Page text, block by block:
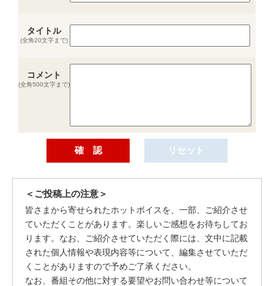
タイトル
(全角20文字まで)
コメント
(全角500文字まで)
＜ご投稿上の注意＞
皆さまから寄せられたホットボイスを、一部、ご紹介させ
ていただくことがあります。楽しいご感想をお待ちしてお
ります。なお、ご紹介させていただく際には、文中に記載
された個人情報や表現内容等について、編集させていただ
くことがありますので予めご了承ください。
なお、番組その他に対する要望やお問い合わせ等について